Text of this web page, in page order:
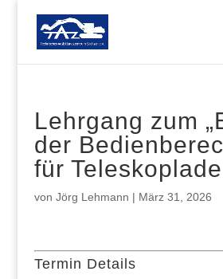
Lehrgang zum
der
für
von Jörg Lehmann | März 31, 2026
Termin Details